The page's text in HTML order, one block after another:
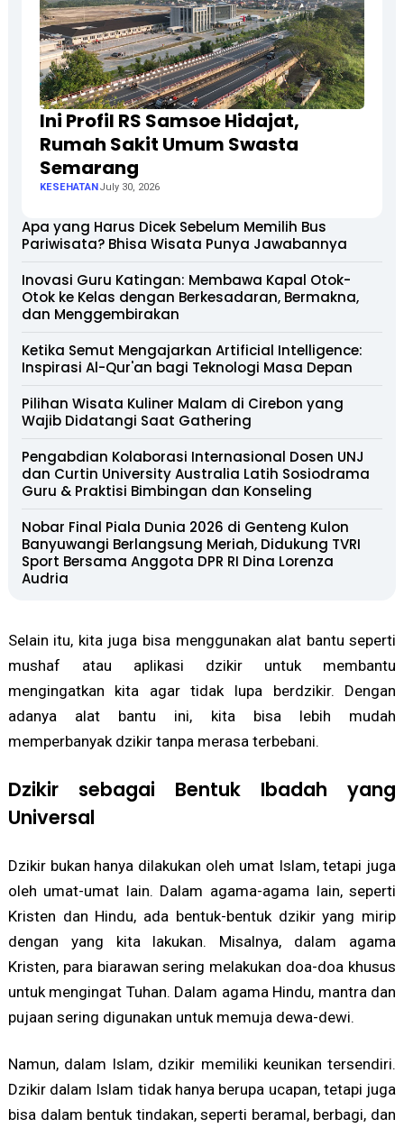
Ini Profil RS Samsoe Hidajat,
Rumah Sakit Umum Swasta
Semarang
KESEHATANJuly 30, 2026
Apa yang Harus Dicek Sebelum Memilih Bus
Pariwisata? Bhisa Wisata Punya Jawabannya
Inovasi Guru Katingan: Membawa Kapal Otok-
Otok ke Kelas dengan Berkesadaran, Bermakna,
dan Menggembirakan
Ketika Semut Mengajarkan Artificial Intelligence:
Inspirasi Al-Qur'an bagi Teknologi Masa Depan
Pilihan Wisata Kuliner Malam di Cirebon yang
Wajib Didatangi Saat Gathering
Pengabdian Kolaborasi Internasional Dosen UNJ
dan Curtin University Australia Latih Sosiodrama
Guru & Praktisi Bimbingan dan Konseling
Nobar Final Piala Dunia 2026 di Genteng Kulon
Banyuwangi Berlangsung Meriah, Didukung TVRI
Sport Bersama Anggota DPR RI Dina Lorenza
Audria
Selain itu, kita juga bisa menggunakan alat bantu seperti
mushaf atau aplikasi dzikir untuk membantu
mengingatkan kita agar tidak lupa berdzikir. Dengan
adanya alat bantu ini, kita bisa lebih mudah
memperbanyak dzikir tanpa merasa terbebani.
Dzikir sebagai Bentuk Ibadah yang
Universal
Dzikir bukan hanya dilakukan oleh umat Islam, tetapi juga
oleh umat-umat lain. Dalam agama-agama lain, seperti
Kristen dan Hindu, ada bentuk-bentuk dzikir yang mirip
dengan yang kita lakukan. Misalnya, dalam agama
Kristen, para biarawan sering melakukan doa-doa khusus
untuk mengingat Tuhan. Dalam agama Hindu, mantra dan
pujaan sering digunakan untuk memuja dewa-dewi.
Namun, dalam Islam, dzikir memiliki keunikan tersendiri.
Dzikir dalam Islam tidak hanya berupa ucapan, tetapi juga
bisa dalam bentuk tindakan, seperti beramal, berbagi, dan